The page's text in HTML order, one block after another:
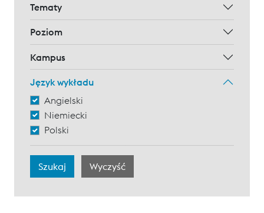
Tematy
Poziom
Kampus
Język wykładu
Angielski
Niemiecki
Polski